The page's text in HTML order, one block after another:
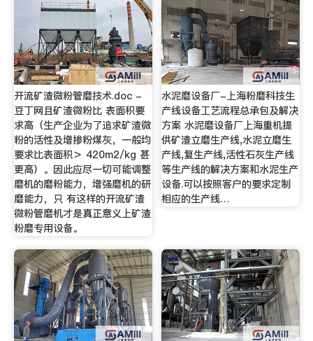
开流矿渣微粉管磨技术.doc -
豆丁网且矿渣微粉比 表面积要
求高（生产企业为了追求矿渣微
粉的活性及增掺粉煤灰，一般均
要求比表面积＞ 420m2/kg 甚
更高）。因此应尽一切可能调整
磨机的磨粉能力，增强磨机的研
磨能力，只 有这样的开流矿渣
微粉管磨机才是真正意义上矿渣
粉磨专用设备。
水泥磨设备厂-上海粉磨科技生
产线设备工艺流程总承包及解决
方案 水泥磨设备厂上海重机提
供矿渣立磨生产线,水泥立磨生
产线,复生产线,活性石灰生产线
等生产线的解决方案和水泥生产
设备.可以按照客户的要求定制
相应的生产线…